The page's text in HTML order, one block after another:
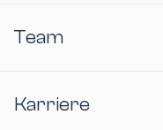
Team
Karriere